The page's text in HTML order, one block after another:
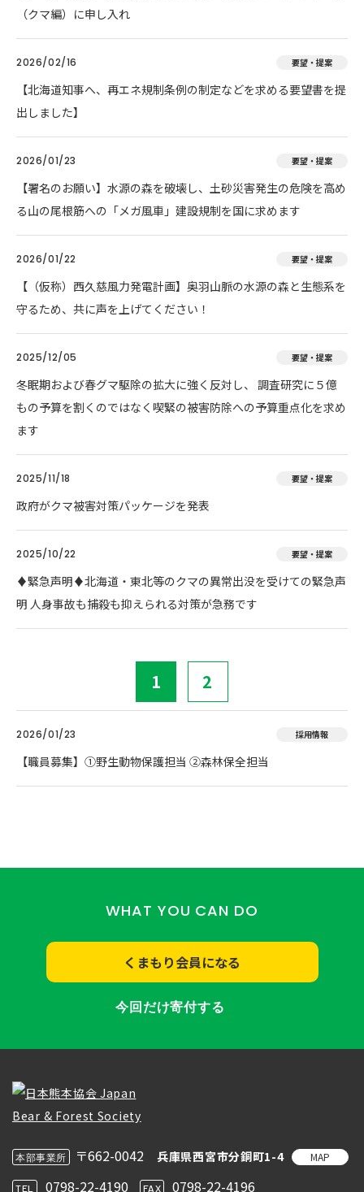
（クマ編）に申し入れ
2026/02/16 要望・提案
【北海道知事へ、再エネ規制条例の制定などを求める要望書を提
出しました】
2026/01/23 要望・提案
【署名のお願い】水源の森を破壊し、土砂災害発生の危険を高め
る山の尾根筋への「メガ風車」建設規制を国に求めます
2026/01/22 要望・提案
【（仮称）西久慈風力発電計画】奥羽山脈の水源の森と生態系を
守るため、共に声を上げてください！
2025/12/05 要望・提案
冬眠期および春グマ駆除の拡大に強く反対し、 調査研究に５億
もの予算を割くのではなく喫緊の被害防除への予算重点化を求め
ます
2025/11/18 要望・提案
政府がクマ被害対策パッケージを発表
2025/10/22 要望・提案
♦️緊急声明♦️北海道・東北等のクマの異常出没を受けての緊急声
明 人身事故も捕殺も抑えられる対策が急務です
1 2
2026/01/23 採用情報
【職員募集】①野生動物保護担当 ②森林保全担当
WHAT YOU CAN DO
くまもり会員になる
今回だけ寄付する
本部事業所 〒662-0042 兵庫県西宮市分銅町1-4 MAP
TEL 0798-22-4190 FAX 0798-22-4196